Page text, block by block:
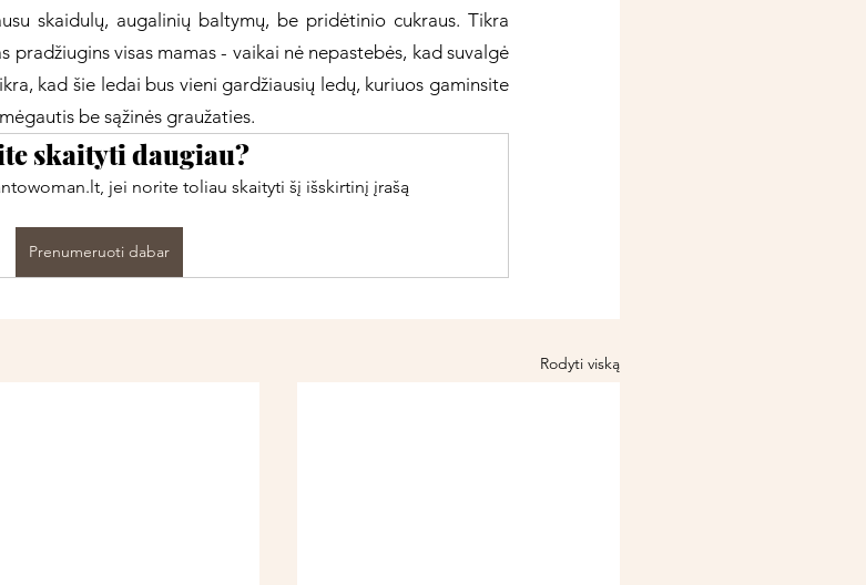
skaidulų, augalinių baltymų, be pridėtinio cukraus. Tikra
visas mamas - vaikai nė nepastebės, kad suvalgė
kad šie ledai bus vieni gardžiausių ledų, kuriuos gaminsite
be sąžinės graužaties.
skaityti daugiau?
jei norite toliau skaityti šį išskirtinį įrašą
Prenumeruoti dabar
Rodyti viską